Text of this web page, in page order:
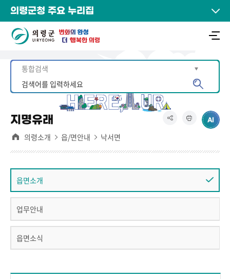
의령군청 주요 누리집
지명유래
의령소개 읍/면안내 낙서면
읍면소개
업무안내
읍면소식